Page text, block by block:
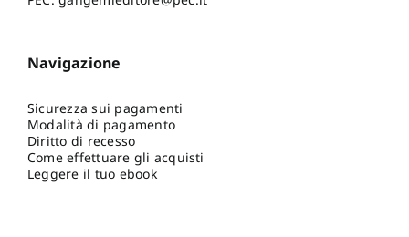
Navigazione
Sicurezza sui pagamenti
Modalità di pagamento
Diritto di recesso
Come effettuare gli acquisti
Leggere il tuo ebook